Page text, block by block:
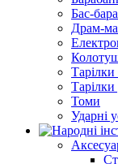
Бас-
Драм-
Тарілки
Тарілки
Томи
Ударні